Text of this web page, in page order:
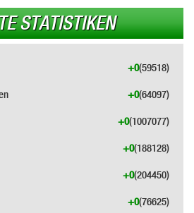
STATISTIKEN
(59518)
+0
(64097)
+0
(1007077)
+0
(188128)
+0
(204450)
+0
(76625)
+0